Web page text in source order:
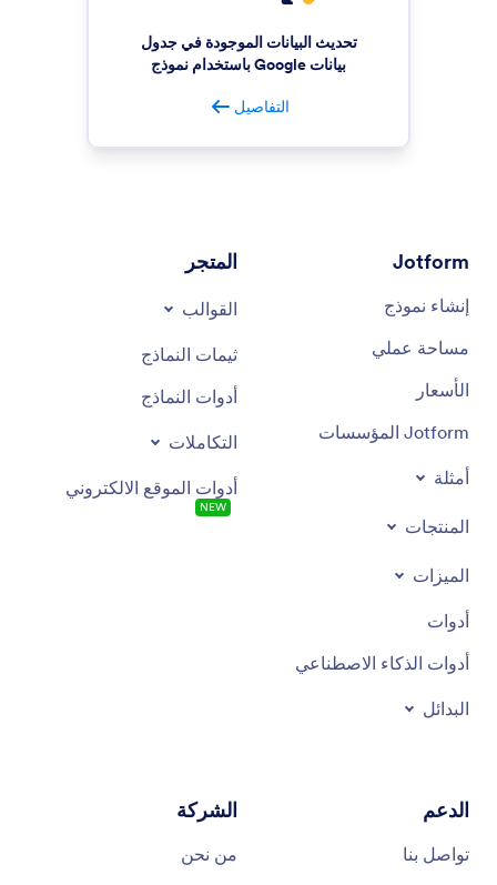
تحديث البيانات الموجودة في جدول
بيانات Google باستخدام نموذج
التفاصيل
Jotform
إنشاء نموذج
مساحة عملي
الأسعار
Jotform المؤسسات
أمثلة
المنتجات
الميزات
أدوات
أدوات الذكاء الاصطناعي
البدائل
المتجر
القوالب
ثيمات النماذج
أدوات النماذج
التكاملات
أدوات الموقع الالكتروني
NEW
الدعم
تواصل بنا
الشركة
من نحن